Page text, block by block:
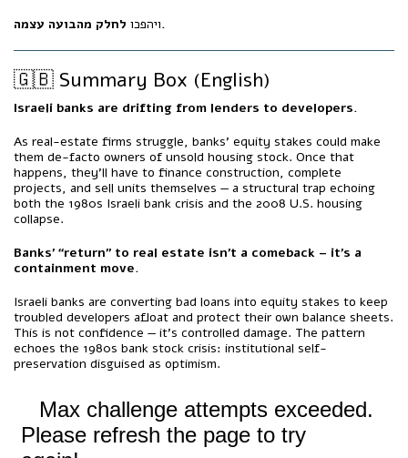
ויהפכולחלק מהבועה עצמה.
🇬🇧 Summary Box (English)
Israeli banks are drifting from lenders to developers.
As real-estate firms struggle, banks’ equity stakes could make
them de-facto owners of unsold housing stock. Once that
happens, they’ll have to finance construction, complete
projects, and sell units themselves — a structural trap echoing
both the 1980s Israeli bank crisis and the 2008 U.S. housing
collapse.
Banks’ “return” to real estate isn’t a comeback – it’s a
containment move.
Israeli banks are converting bad loans into equity stakes to keep
troubled developers afloat and protect their own balance sheets.
This is not confidence — it’s controlled damage. The pattern
echoes the 1980s bank stock crisis: institutional self-
preservation disguised as optimism.